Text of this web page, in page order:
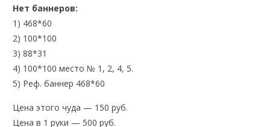
Нет баннеров:
1) 468*60
2) 100*100
3) 88*31
4) 100*100 место № 1, 2, 4, 5.
5) Реф. баннер 468*60
Цена этого чуда — 150 руб.
Цена в 1 руки — 500 руб.